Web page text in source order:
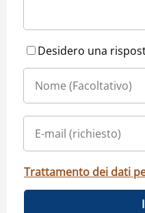
Desidero una
Trattamento dei dati